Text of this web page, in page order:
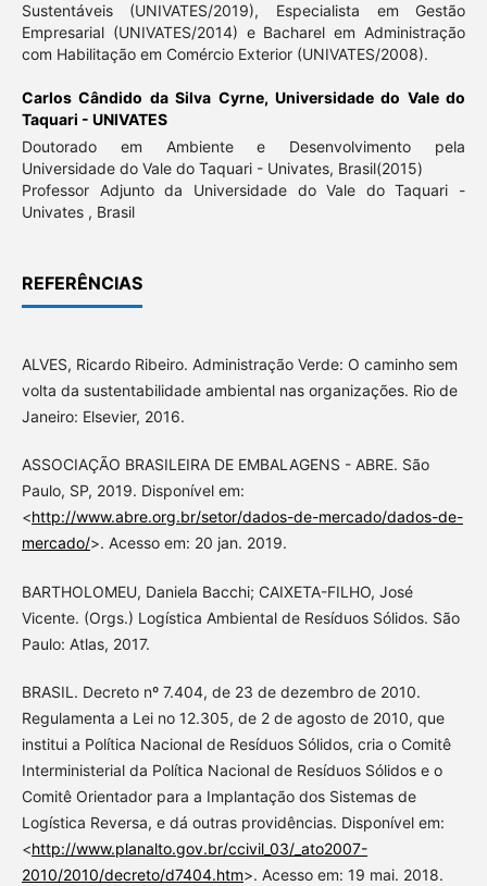
Sustentáveis (UNIVATES/2019), Especialista em Gestão
Empresarial (UNIVATES/2014) e Bacharel em Administração
com Habilitação em Comércio Exterior (UNIVATES/2008).
Carlos Cândido da Silva Cyrne, Universidade do Vale do
Taquari - UNIVATES
Doutorado em Ambiente e Desenvolvimento pela
Universidade do Vale do Taquari - Univates, Brasil(2015)
Professor Adjunto da Universidade do Vale do Taquari -
Univates , Brasil
REFERÊNCIAS
ALVES, Ricardo Ribeiro. Administração Verde: O caminho sem
volta da sustentabilidade ambiental nas organizações. Rio de
Janeiro: Elsevier, 2016.
ASSOCIAÇÃO BRASILEIRA DE EMBALAGENS - ABRE. São
Paulo, SP, 2019. Disponível em:
<http://www.abre.org.br/setor/dados-de-mercado/dados-de-
mercado/>. Acesso em: 20 jan. 2019.
BARTHOLOMEU, Daniela Bacchi; CAIXETA-FILHO, José
Vicente. (Orgs.) Logística Ambiental de Resíduos Sólidos. São
Paulo: Atlas, 2017.
BRASIL. Decreto nº 7.404, de 23 de dezembro de 2010.
Regulamenta a Lei no 12.305, de 2 de agosto de 2010, que
institui a Política Nacional de Resíduos Sólidos, cria o Comitê
Interministerial da Política Nacional de Resíduos Sólidos e o
Comitê Orientador para a Implantação dos Sistemas de
Logística Reversa, e dá outras providências. Disponível em:
<http://www.planalto.gov.br/ccivil_03/_ato2007-
2010/2010/decreto/d7404.htm>. Acesso em: 19 mai. 2018.